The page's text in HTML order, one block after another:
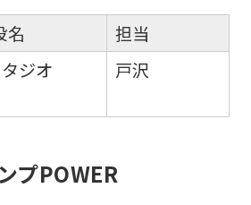
名
ジオ
担当
戸沢
プPOWER